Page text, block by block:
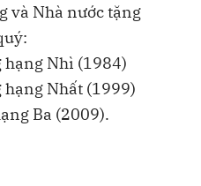
và Nhà nước tặng
hạng Nhì (1984)
hạng Nhất (1999)
Ba (2009).